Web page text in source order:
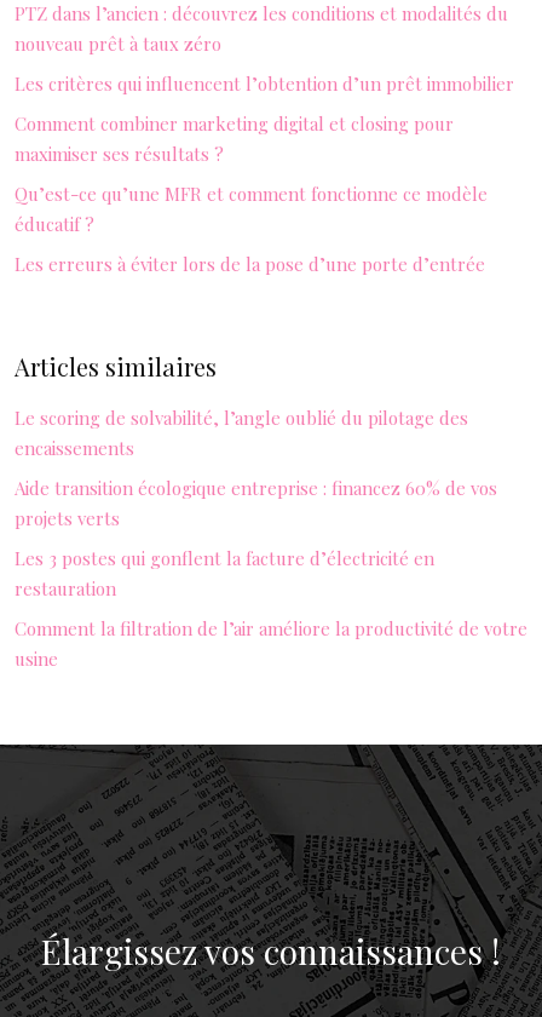
PTZ dans l’ancien : découvrez les conditions et modalités du
nouveau prêt à taux zéro
Les critères qui influencent l’obtention d’un prêt immobilier
Comment combiner marketing digital et closing pour
maximiser ses résultats ?
Qu’est-ce qu’une MFR et comment fonctionne ce modèle
éducatif ?
Les erreurs à éviter lors de la pose d’une porte d’entrée
Articles similaires
Le scoring de solvabilité, l’angle oublié du pilotage des
encaissements
Aide transition écologique entreprise : financez 60% de vos
projets verts
Les 3 postes qui gonflent la facture d’électricité en
restauration
Comment la filtration de l’air améliore la productivité de votre
usine
Élargissez vos connaissances !